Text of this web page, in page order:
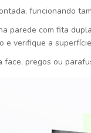
funcionando
parede com fita
e verifique a
pregos ou